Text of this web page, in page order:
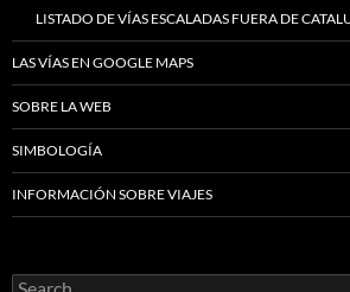
LISTADO DE VÍAS ESCALADAS FUERA DE
LAS VÍAS EN GOOGLE MAPS
SOBRE LA WEB
SIMBOLOGÍA
INFORMACIÓN SOBRE VIAJES
Search